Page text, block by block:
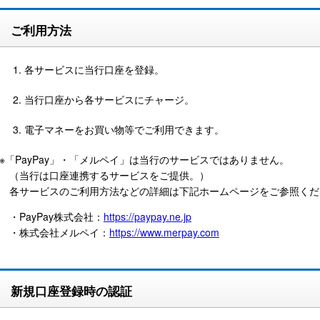
ご利用方法
各サービスに当行口座を登録。
当行口座から各サービスにチャージ。
電子マネーをお買い物等でご利用できます。
※「PayPay」・「メルペイ」は当行のサービスではありません。
（当行は口座連携するサービスをご提供。）
各サービスのご利用方法などの詳細は下記ホームページをご参照く
・PayPay株式会社： https://paypay.ne.jp
・株式会社メルペイ： https://www.merpay.com
新規口座登録時の認証